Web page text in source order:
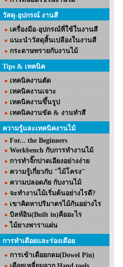
วัสดุ-อุปกรณ์ งานสี
เครื่องมือ-อุปกรณ์ที่ใช้ในงานสี
แนะนำวัสดุสิ้นเปลืองในงานสี
กระดาษทรายกับงานไม้
Tips & เทคนิค
เทคนิคงานตัด
เทคนิคงานเจาะ
เทคนิคงานขึ้นรูป
เทคนิคงานขัด & งานทำสี
ความรู้และเทคนิคงานไม้
For... the Beginners
Workbench กับการทำงานไม้
การทำจิ๊กปาดเอียงอย่างง่าย
ความรู้เกี่ยวกับ "ไม้โครง"
ความปลอดภัย กับงานไม้
จะทำงานไม้เริ่มต้นอย่างไรดี?
เขาคิดหาปริมาตรไม้กันอย่างไร
บิลท์อิน(Built in)คืออะไร
ไม้ยางพาราแผ่น
การทำเดือยและร่องเดือย
การเข้าเดือยกลม(Dowel Pin)